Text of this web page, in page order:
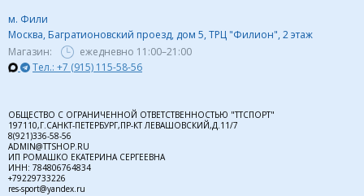
м. Фили
Москва, Багратионовский проезд, дом 5, ТРЦ "Филион", 2 этаж
Магазин:
ежедневно 11:00–21:00
Тел.: +7 (915) 115-58-56
ОБЩЕСТВО С ОГРАНИЧЕННОЙ ОТВЕТСТВЕННОСТЬЮ "ТТСПОРТ"
197110,Г.САНКТ-ПЕТЕРБУРГ,ПР-КТ ЛЕВАШОВСКИЙ,Д.11/7
8(921)336-58-56
ADMIN@TTSHOP.RU
ИП РОМАШКО ЕКАТЕРИНА СЕРГЕЕВНА
ИНН: 784806764834
+79229733226
res-sport@yandex.ru